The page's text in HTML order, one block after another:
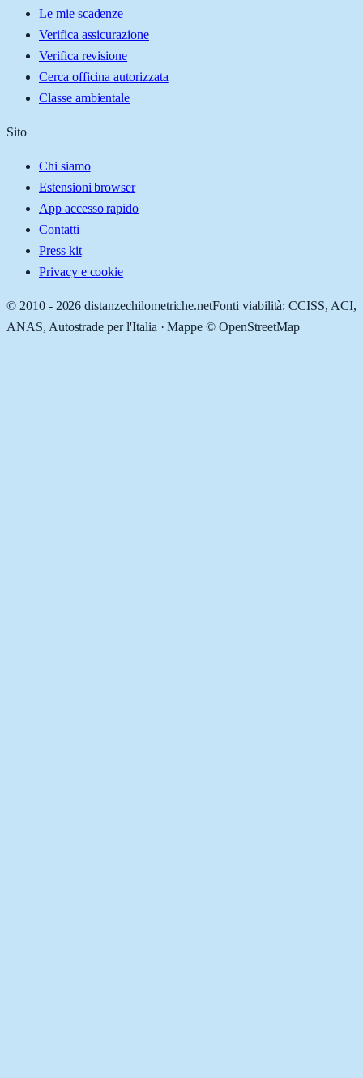
Le mie scadenze
Verifica assicurazione
Verifica revisione
Cerca officina autorizzata
Classe ambientale
Sito
Chi siamo
Estensioni browser
App accesso rapido
Contatti
Press kit
Privacy e cookie
© 2010 - 2026 distanzechilometriche.netFonti viabilità: CCISS, ACI,
ANAS, Autostrade per l'Italia · Mappe © OpenStreetMap